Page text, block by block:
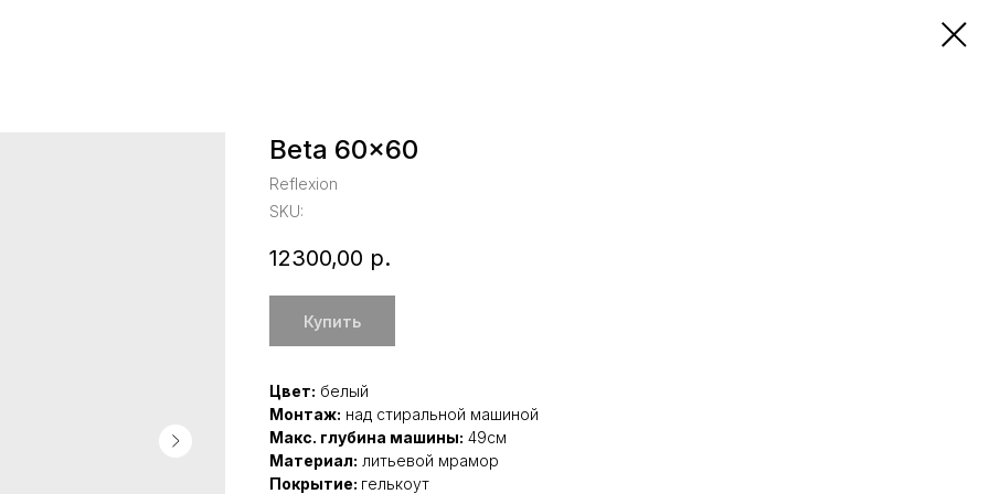
Beta 60x60
Reflexion
SKU:
12300,00 р.
Купить
Цвет: белый
Монтаж: над стиральной машиной
Макс. глубина машины: 49см
Материал: литьевой мрамор
Покрытие: гелькоут